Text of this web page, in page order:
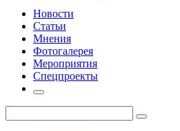
Новости
Статьи
Мнения
Фотогалерея
Мероприятия
Спецпроекты